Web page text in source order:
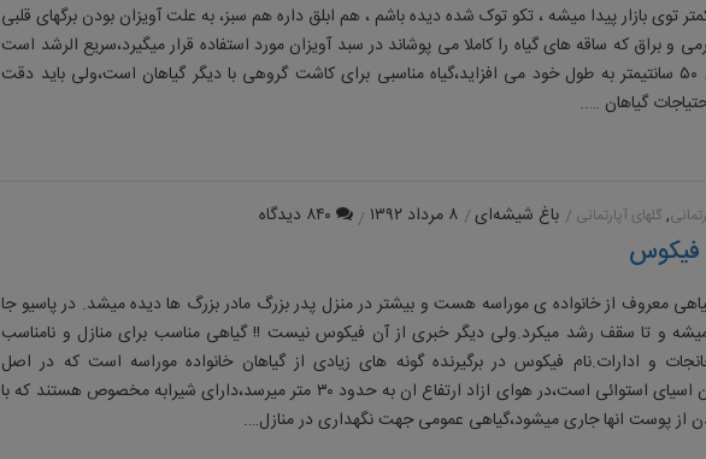
توی بازار پیدا میشه ، تکو توک شده دیده باشم ، هم ابلق داره هم سبز، به علت آویزان بودن برگهای قلبی
و براق که ساقه های گیاه را کاملا می پوشاند در سبد آویزان مورد استفاده قرار میگیرد،سریع الرشد است
و هر سال ۵۰ سانتیمتر به طول خود می افزاید،گیاه مناسبی برای کاشت گروهی با دیگر گیاهان است،ولی باید دقت
گیاهان …..
, گلهای آپارتمانی باغ شیشه‌ای ۸ مرداد ۱۳۹۲ ۸۴۰ دیدگاه
فیکوس
معروف از خانواده ی موراسه هست و بیشتر در منزل پدر بزرگ مادر بزرگ ها دیده میشد. در پاسیو جا
و تا سقف رشد میکرد.ولی دیگر خبری از آن فیکوس نیست !! گیاهی مناسب برای منازل و نامناسب
و ادارات.نام فیکوس در برگیرنده گونه های زیادی از گیاهان خانواده موراسه است که در اصل
زادگاهشان اسیای استوائی است،در هوای ازاد ارتفاع ان به حدود ۳۰ متر میرسد،دارای شیرابه مخصوص هستند که با
از پوست انها جاری میشود،گیاهی عمومی جهت نگهداری در منازل….